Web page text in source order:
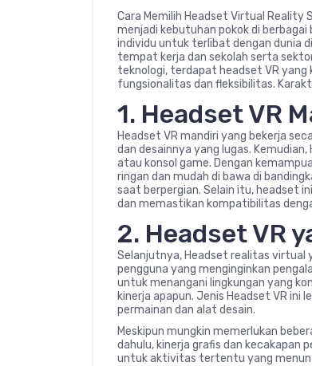
Cara Memilih Headset Virtual
menjadi kebutuhan pokok di
individu untuk terlibat dengan dunia
tempat kerja dan sekolah serta
teknologi, terdapat headset VR yang
fungsionalitas dan fleksibilitas.
1. Headset VR
Headset VR mandiri yang bekerja
dan desainnya yang lugas.
atau konsol game. Dengan
ringan dan mudah di bawa di
saat berpergian. Selain itu, headset
dan memastikan kompatibilitas
2. Headset VR
Selanjutnya, Headset realitas virtual
pengguna yang menginginkan
untuk menangani lingkungan yang
kinerja apapun. Jenis Headset VR ini
permainan dan alat desain.
Meskipun mungkin memerlukan
dahulu, kinerja grafis dan kecakapan
untuk aktivitas tertentu yang